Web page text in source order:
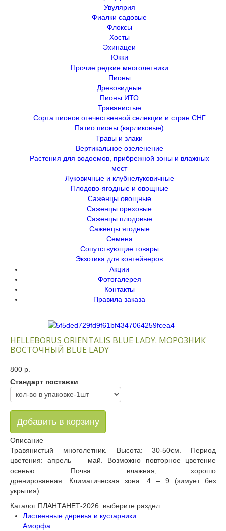
Увулярия
Фиалки садовые
Флоксы
Хосты
Эхинацеи
Юкки
Прочие редкие многолетники
Пионы
Древовидные
Пионы ИТО
Травянистые
Сорта пионов отечественной селекции и стран СНГ
Патио пионы (карликовые)
Травы и злаки
Вертикальное озеленение
Растения для водоемов, прибрежной зоны и влажных
мест
Луковичные и клубнелуковичные
Плодово-ягодные и овощные
Саженцы овощные
Саженцы ореховые
Саженцы плодовые
Саженцы ягодные
Семена
Сопутствующие товары
Экзотика для контейнеров
Акции
Фотогалерея
Контакты
Правила заказа
HELLEBORUS ORIENTALIS BLUE LADY. МОРОЗНИК
ВОСТОЧНЫЙ BLUE LADY
800 p.
Стандарт поставки
Описание
Травянистый многолетник. Высота: 30-50см. Период
цветения: апрель — май. Возможно повторное цветение
осенью. Почва: влажная, хорошо
дренированная. Климатическая зона: 4 – 9 (зимует без
укрытия).
Каталог ПЛАНТАНЕТ-2026: выберите раздел
Лиственные деревья и кустарники
Аморфа